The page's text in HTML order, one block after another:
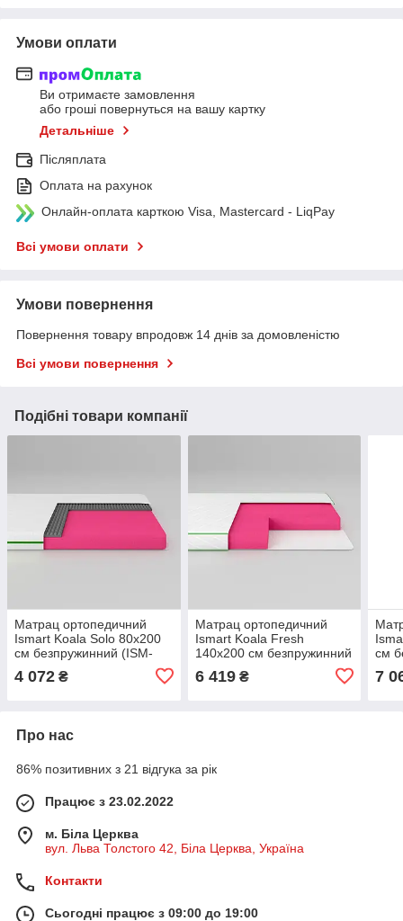
Умови оплати
Ви отримаєте замовлення
або гроші повернуться на вашу картку
Детальніше
Післяплата
Оплата на рахунок
Онлайн-оплата карткою Visa, Mastercard - LiqPay
Всі умови оплати
Умови повернення
Повернення товару впродовж 14 днів за домовленістю
Всі умови повернення
Подібні товари компанії
Матрац ортопедичний
Ismart Koala Solo 80х200
см безпружинний (ISM-
4 072 ₴
Матрац ортопедичний
Ismart Koala Fresh
140х200 см безпружинний
6 419₴
см
7
Про нас
86% позитивних з 21 відгука за рік
Працює з 23.02.2022
м. Біла Церква
вул. Льва Толстого 42, Біла Церква, Україна
Контакти
Сьогодні працює з 09:00 до 19:00